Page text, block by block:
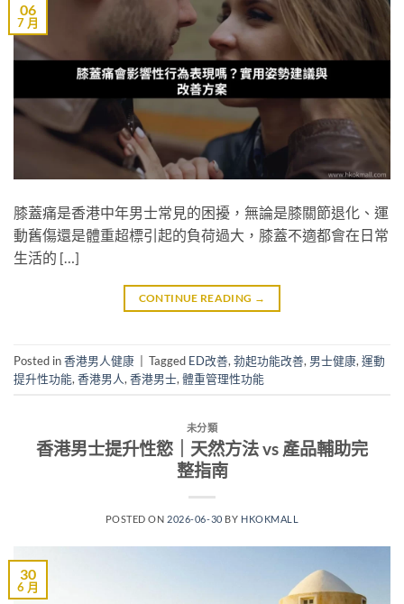
06
7 月
膝蓋痛是香港中年男士常見的困擾，無論是膝關節退化、運
動舊傷還是體重超標引起的負荷過大，膝蓋不適都會在日常
生活的 […]
CONTINUE READING →
Posted in香港男人健康 Tagged ED改善, 勃起功能改善, 男士健康, 運動
提升性功能, 香港男人, 香港男士, 體重管理性功能
未分類
香港男士提升性慾｜天然方法 vs 產品輔助完
整指南
POSTED ON 2026-06-30 BY HKOKMALL
30
6 月